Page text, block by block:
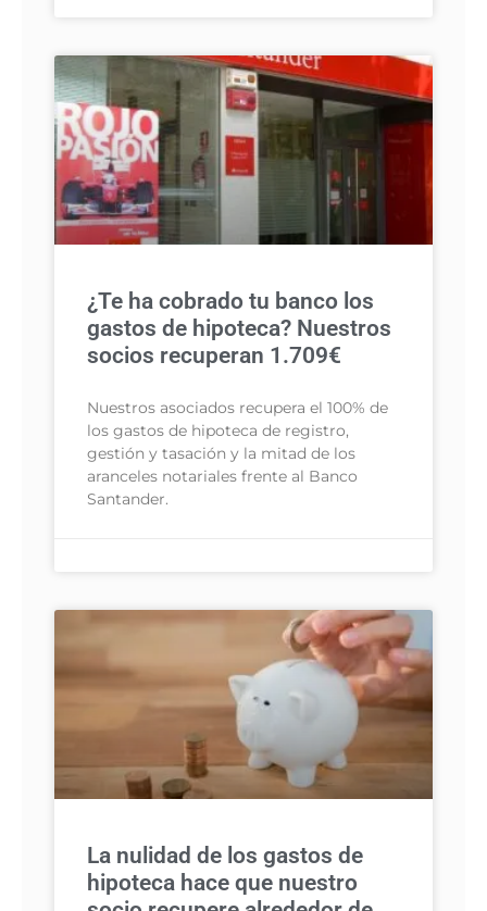
¿Te ha cobrado tu banco los
gastos de hipoteca? Nuestros
socios recuperan 1.709€
Nuestros asociados recupera el 100% de
los gastos de hipoteca de registro,
gestión y tasación y la mitad de los
aranceles notariales frente al Banco
Santander.
La nulidad de los gastos de
hipoteca hace que nuestro